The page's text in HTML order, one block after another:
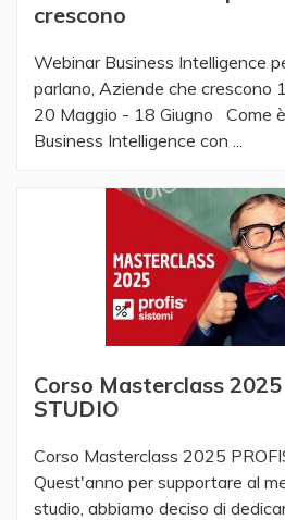
crescono
Webinar Business Intelligence
parlano, Aziende che crescono
20 Maggio - 18 Giugno Come
Business Intelligence con ...
Corso Masterclass 2025
STUDIO
Corso Masterclass 2025
Quest'anno per supportare al
studio, abbiamo deciso di